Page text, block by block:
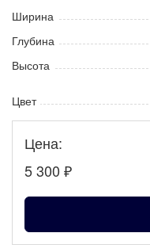
Ширина
Глубина
Высота
Цвет
Цена:
5 300 ₽